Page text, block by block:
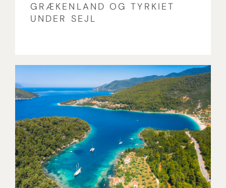
GRÆKENLAND OG TYRKIET
UNDER SEJL